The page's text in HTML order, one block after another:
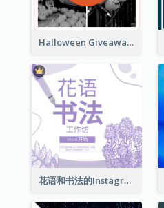
Halloween Giveaway Instagram Post
花语和书法的Instagram帖子